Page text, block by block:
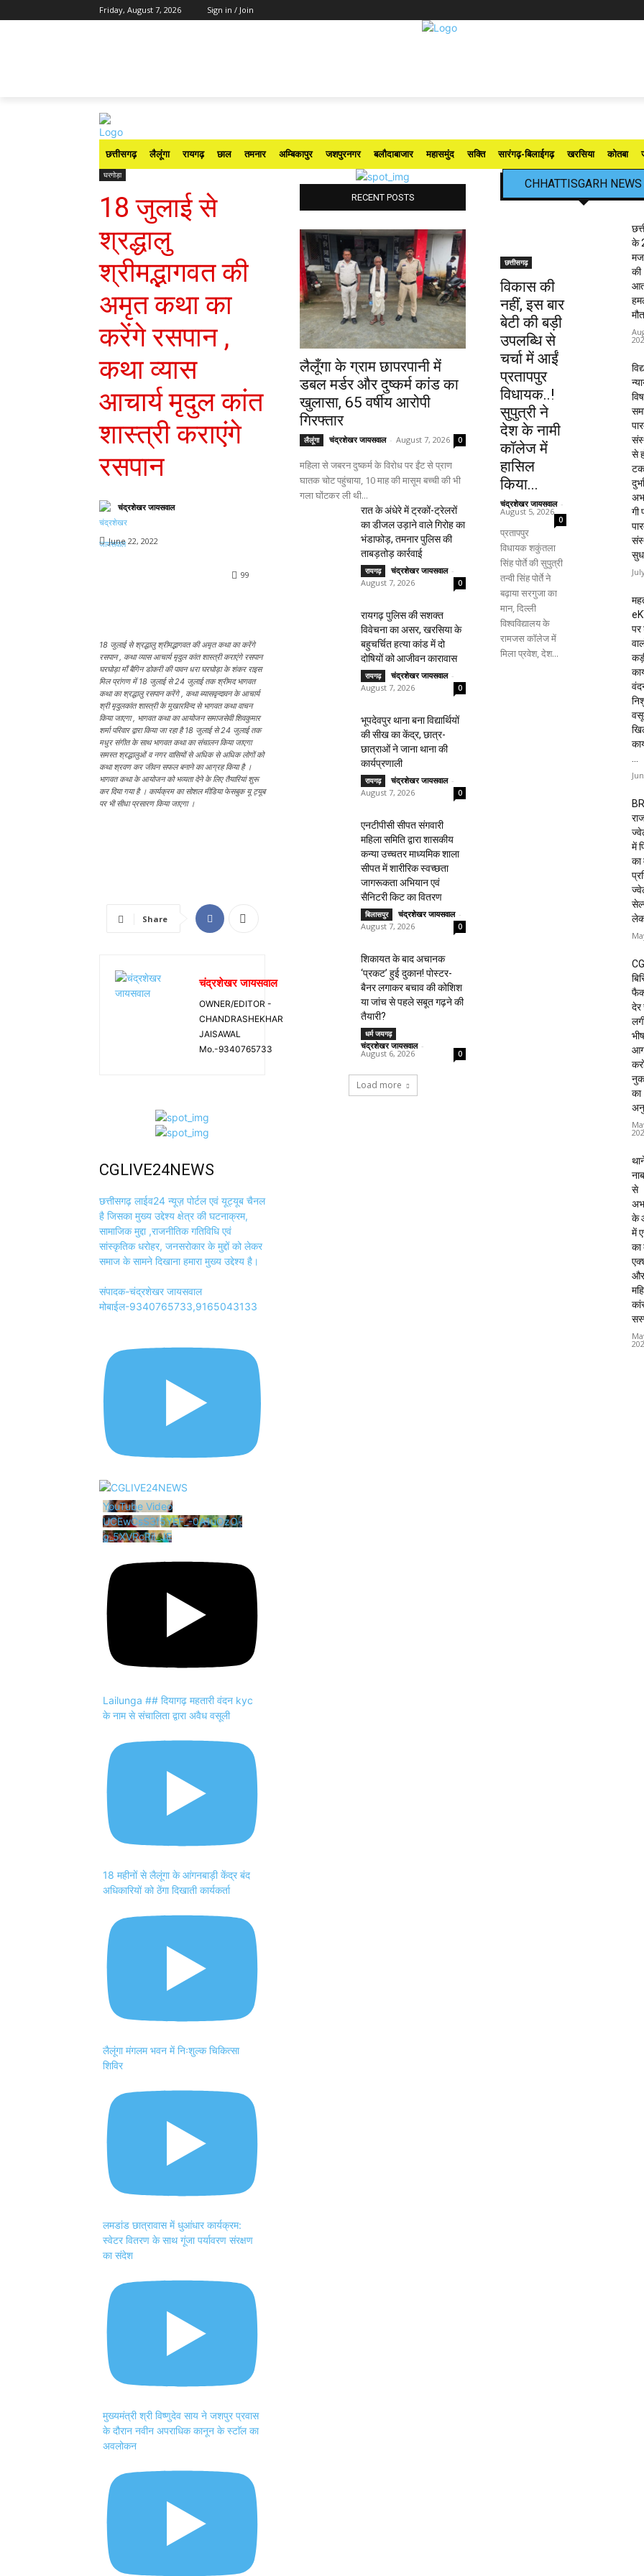
Friday, August 7, 2026 Sign in / Join
छत्तीसगढ़ लैलूंगा रायगढ़ छाल तमनार अम्बिकापुर जशपुरनगर बलौदाबाजार महासमुंद सक्ति सारंगढ़-बिलाईगढ़ खरसिया कोतबा
घरगोड़ा
18 जुलाई से
श्रद्धालु
श्रीमद्भागवत की
अमृत कथा का
करेंगे रसपान ,
कथा व्यास
आचार्य मृदुल कांत
शास्त्री कराएंगे
रसपान
चंद्रशेखर जायसवाल
June 22, 2022
99
18 जुलाई से श्रद्धालु श्रीमद्भागवत की अमृत कथा का करेंगे
रसपान , कथा व्यास आचार्य मृदुल कांत शास्त्री कराएंगे रसपान
घरघोड़ा माँ बैगिन डोकरी की पावन धरा घरघोड़ा के शंकर राइस
मिल प्रांगण में 18 जुलाई से 24 जुलाई तक श्रीमद भागवत
कथा का श्रद्धालु रसपान करेंगे , कथा ब्यासवृन्दावन के आचार्य
श्री मृदुलकांत शास्त्री के मुखारविन्द से भागवत कथा वाचन
किया जाएगा , भागवत कथा का आयोजन समाजसेवी शिवकुमार
शर्मा परिवार द्वारा किया जा रहा है 18 जुलाई से 24 जुलाई तक
मधुर संगीत के साथ भागवत कथा का संचालन किया जाएगा
समस्त श्रद्धालुओं व नगर वासियों से अधिक से अधिक लोगों को
कथा श्रवण कर जीवन सफल बनाने का आग्रह किया है ।
भागवत कथा के आयोजन को भव्यता देने के लिए तैयारियां शुरू
कर दिया गया है । कार्यक्रम का सोशल मीडिया फेसबुक यू ट्यूब
पर भी सीधा प्रसारण किया जाएगा ।
Share
चंद्रशेखर जायसवाल
OWNER/EDITOR -
CHANDRASHEKHAR
JAISAWAL
Mo.-9340765733
CGLIVE24NEWS
छत्तीसगढ़ लाईव24 न्यूज़ पोर्टल एवं यूट्यूब चैनल
है जिसका मुख्य उद्देश्य क्षेत्र की घटनाक्रम,
सामाजिक मुद्दा ,राजनीतिक गतिविधि एवं
सांस्कृतिक धरोहर, जनसरोकार के मुद्दों को लेकर
समाज के सामने दिखाना हमारा मुख्य उद्देश्य है।
संपादक-चंद्रशेखर जायसवाल
मोबाईल-9340765733,9165043133
YouTube Video
UCEwCsS3f5YEF_-0A1uOzO-
g_5XVRcRii_JE
Lailunga ## दियागढ़ महतारी वंदन kyc
के नाम से संचालिता द्वारा अवैध वसूली
18 महीनों से लैलूंगा के आंगनबाड़ी केंद्र बंद
अधिकारियों को ठेंगा दिखाती कार्यकर्ता
लैलूंगा मंगलम भवन में निःशुल्क चिकित्सा
शिविर
लमडांड छात्रावास में धुआंधार कार्यक्रम:
स्वेटर वितरण के साथ गूंजा पर्यावरण संरक्षण
का संदेश
मुख्यमंत्री श्री विष्णुदेव साय ने जशपुर प्रवास
के दौरान नवीन अपराधिक कानून के स्टाॅल का
अवलोकन
RECENT POSTS
लैलूँगा के ग्राम छापरपानी में
डबल मर्डर और दुष्कर्म कांड का
खुलासा, 65 वर्षीय आरोपी
गिरफ्तार
लैलूंगा चंद्रशेखर जायसवाल - August 7, 2026 0
महिला से जबरन दुष्कर्म के विरोध पर ईंट से प्राण
घातक चोट पहुंचाया, 10 माह की मासूम बच्ची की भी
गला घोंटकर ली थी...
रात के अंधेरे में ट्रकों-ट्रेलरों
का डीजल उड़ाने वाले गिरोह का
भंडाफोड़, तमनार पुलिस की
ताबड़तोड़ कार्रवाई
रायगढ़ चंद्रशेखर जायसवाल -
August 7, 2026
0
रायगढ़ पुलिस की सशक्त
विवेचना का असर, खरसिया के
बहुचर्चित हत्या कांड में दो
दोषियों को आजीवन कारावास
रायगढ़ चंद्रशेखर जायसवाल -
August 7, 2026
0
भूपदेवपुर थाना बना विद्यार्थियों
की सीख का केंद्र, छात्र-
छात्राओं ने जाना थाना की
कार्यप्रणाली
रायगढ़ चंद्रशेखर जायसवाल -
August 7, 2026
0
एनटीपीसी सीपत संगवारी
महिला समिति द्वारा शासकीय
कन्या उच्चतर माध्यमिक शाला
सीपत में शारीरिक स्वच्छता
जागरूकता अभियान एवं
सैनिटरी किट का वितरण
बिलासपुर चंद्रशेखर जायसवाल -
August 7, 2026
0
शिकायत के बाद अचानक
‘प्रकट’ हुई दुकान! पोस्टर-
बैनर लगाकर बचाव की कोशिश
या जांच से पहले सबूत गढ़ने की
तैयारी?
धर्म जयगढ़
चंद्रशेखर जायसवाल -
August 6, 2026 0
Load more
CHHATTISGARH NEWS
छत्तीसगढ़
विकास की
नहीं, इस बार
बेटी की बड़ी
उपलब्धि से
चर्चा में आईं
प्रतापपुर
विधायक..!
सुपुत्री ने
देश के नामी
कॉलेज में
हासिल
किया...
चंद्रशेखर जायसवाल -
August 5, 2026
0
प्रतापपुर
विधायक शकुंतला
सिंह पोर्ते की सुपुत्री
तन्वी सिंह पोर्ते ने
बढ़ाया सरगुजा का
मान, दिल्ली
विश्वविद्यालय के
रामजस कॉलेज में
मिला प्रवेश, देश...
के
की
से
गी
में
का
देर
का
से
के
में
का
और